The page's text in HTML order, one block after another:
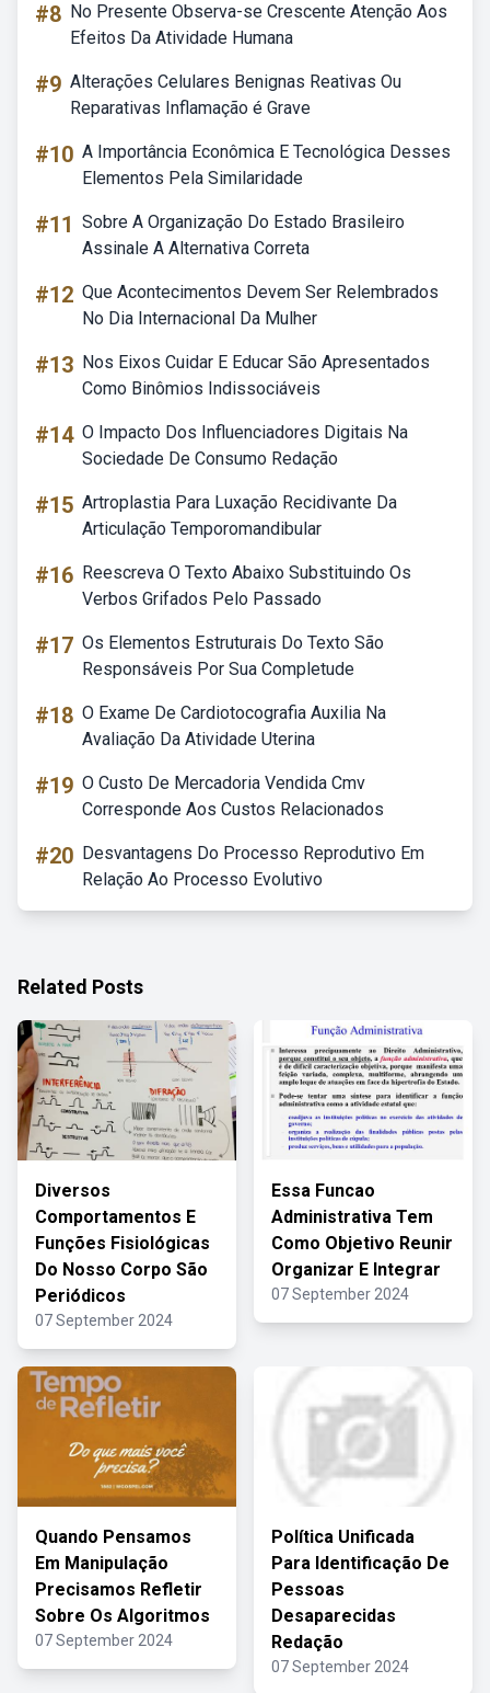
#8 No Presente Observa-se Crescente Atenção Aos
Efeitos Da Atividade Humana
#9 Alterações Celulares Benignas Reativas Ou
Reparativas Inflamação é Grave
#10 A Importância Econômica E Tecnológica Desses
Elementos Pela Similaridade
#11 Sobre A Organização Do Estado Brasileiro
Assinale A Alternativa Correta
#12 Que Acontecimentos Devem Ser Relembrados
No Dia Internacional Da Mulher
#13 Nos Eixos Cuidar E Educar São Apresentados
Como Binômios Indissociáveis
#14 O Impacto Dos Influenciadores Digitais Na
Sociedade De Consumo Redação
#15 Artroplastia Para Luxação Recidivante Da
Articulação Temporomandibular
#16 Reescreva O Texto Abaixo Substituindo Os
Verbos Grifados Pelo Passado
#17 Os Elementos Estruturais Do Texto São
Responsáveis Por Sua Completude
#18 O Exame De Cardiotocografia Auxilia Na
Avaliação Da Atividade Uterina
#19 O Custo De Mercadoria Vendida Cmv
Corresponde Aos Custos Relacionados
#20 Desvantagens Do Processo Reprodutivo Em
Relação Ao Processo Evolutivo
Related Posts
Diversos
Comportamentos E
Funções Fisiológicas
Do Nosso Corpo São
Periódicos
07 September 2024
Essa Funcao
Administrativa Tem
Como Objetivo Reunir
Organizar E Integrar
07 September 2024
Quando Pensamos
Em Manipulação
Precisamos Refletir
Sobre Os Algoritmos
07 September 2024
Política Unificada
Para Identificação De
Pessoas
Desaparecidas
Redação
07 September 2024